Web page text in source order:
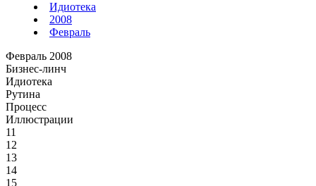
Идиотека
2008
Февраль
Февраль 2008
Бизнес-линч
Идиотека
Рутина
Процесс
Иллюстрации
11
12
13
14
15